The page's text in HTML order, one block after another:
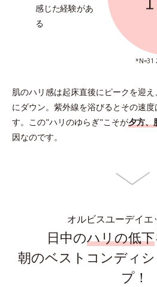
感じた経験があ
る
*N=31
肌のハリ感は起床直後にピークを迎え、
にダウン。 紫外線を浴びるとその速
す。 この"ハリのゆらぎ"こそが夕方、
因なのです。
オルビスユーデイエ
日中のハリの低下
朝のベストコンディ
プ！